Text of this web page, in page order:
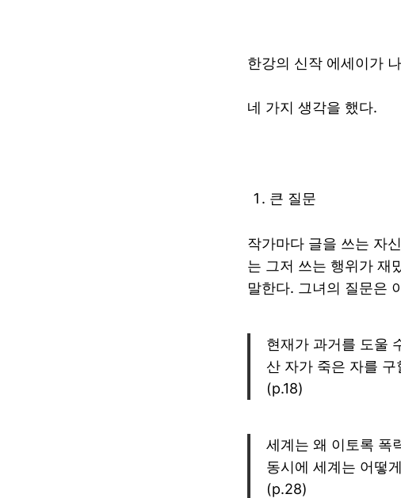
한강의 신작 에세이가
네 가지 생각을 했다.
큰 질문
작가마다 글을 쓰는 자
는 그저 쓰는 행위가 재
말한다. 그녀의 질문은
현재가 과거를 도울
산 자가 죽은 자를 구
(p.18)
세계는 왜 이토록 폭
동시에 세계는 어떻
(p.28)